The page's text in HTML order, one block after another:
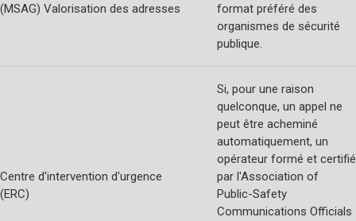
(MSAG) Valorisation des adresses
format préféré des
organismes de sécurité
publique.
Centre d'intervention d'urgence
(ERC)
Si, pour une raison
quelconque, un appel ne
peut être acheminé
automatiquement, un
opérateur formé et certifié
par l'Association of
Public-Safety
Communications Officials